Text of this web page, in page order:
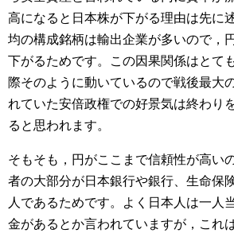
高になると日本株が下がる理由は先に
均の構成銘柄は輸出企業が多いので，
下がるためです。この因果関係はとて
際そのように動いているので戦後最大
れていた安倍政権での好景気は終わり
ると思われます。
そもそも，円がここまで信頼性が高い
者の大部分が日本銀行や銀行、生命保
人であるためです。よく日本人は一人
金があるとか言われていますが，これ